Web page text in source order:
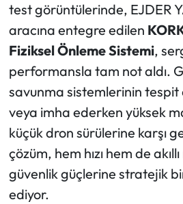
test görüntülerinde, EJDER
aracına entegre edilen
Fiziksel Önleme Sistemi,
performansla tam not aldı.
savunma sistemlerinin tespit
veya imha ederken yüksek
küçük dron sürülerine karşı
çözüm, hem hızı hem de
güvenlik güçlerine stratejik
ediyor.
Ekonomi
Sağlık
Teknoloji